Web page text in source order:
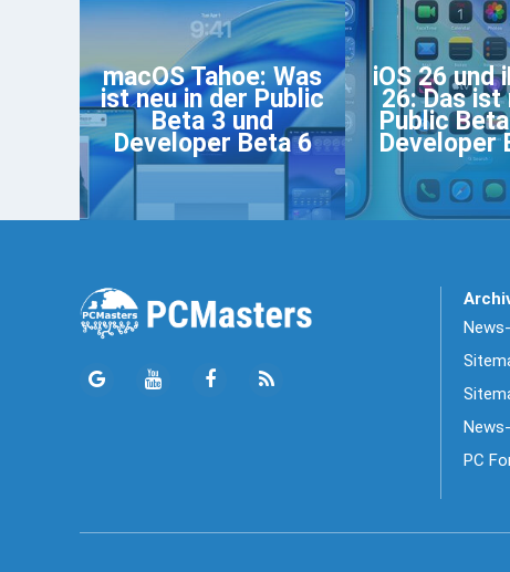
macOS Tahoe: Was
ist neu in der Public
Beta 3 und
Developer Beta 6
iOS 26 und
26: Das ist
Public
Developer
PC